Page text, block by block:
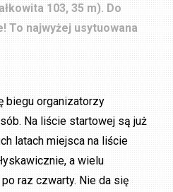
103, 35 m). Do
To najwyżej usytuowana
biegu organizatorzy
Na liście startowej są już
latach miejsca na liście
a wielu
raz czwarty. Nie da się